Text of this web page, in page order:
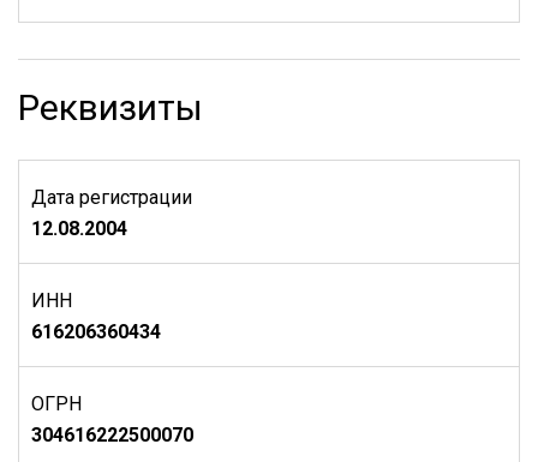
Реквизиты
Дата регистрации
12.08.2004
ИНН
616206360434
ОГРН
304616222500070